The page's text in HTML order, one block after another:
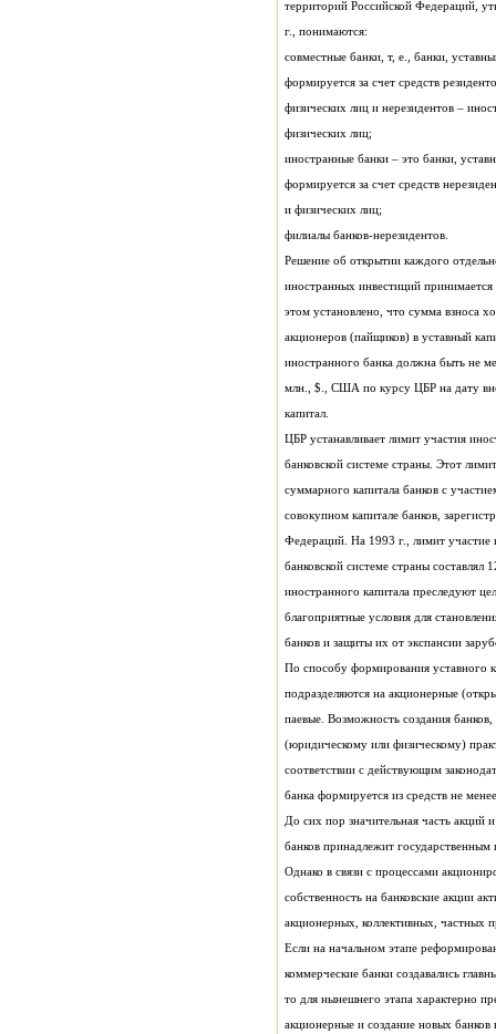
г., понимаются:
физических лиц;
формируется за счет средств
и физических лиц;
филиалы банков-нерезидентов.
капитал.
банков и защиты их от экспансии
банка формируется из средств не
акционерных, коллективных, частных